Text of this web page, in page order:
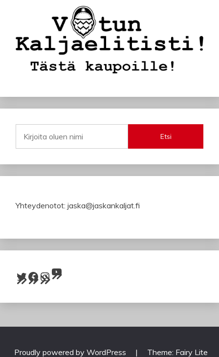
Etsi
Yhteydenotot: jaska@jaskankaljat.fi
Twitter Facebook InstagramYouTube
Proudly powered by WordPress | Theme: Fairy Lite